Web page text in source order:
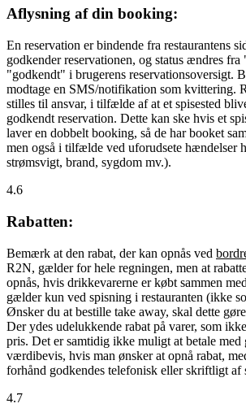
Aflysning af din booking:
En reservation er bindende fra restaurantens
godkender reservationen, og status ændres
"godkendt" i brugerens reservationsoversigt.
modtage en SMS/notifikation som kvittering.
stilles til ansvar, i tilfælde af at et spisested
godkendt reservation. Dette kan ske hvis et
laver en dobbelt booking, så de har booket
men også i tilfælde ved uforudsete hændelser
strømsvigt, brand, sygdom mv.).
4.6
Rabatten:
Bemærk at den rabat, der kan opnås ved
R2N, gælder for hele regningen, men at
opnås, hvis drikkevarerne er købt sammen
gælder kun ved spisning i restauranten (ikke
Ønsker du at bestille take away, skal dette
Der ydes udelukkende rabat på varer, som
pris. Det er samtidig ikke muligt at betale med
værdibevis, hvis man ønsker at opnå rabat,
forhånd godkendes telefonisk eller skriftligt af
4.7